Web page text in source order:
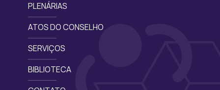
PLENÁRIAS
ATOS DO CONSELHO
SERVIÇOS
BIBLIOTECA